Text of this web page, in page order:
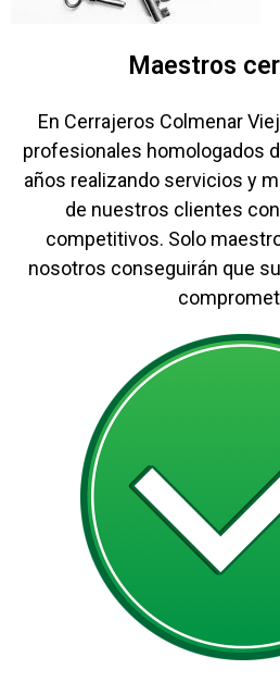
Maestros
En Cerrajeros Colmenar
profesionales homologados
años realizando servicios y
de nuestros clientes
competitivos. Solo
nosotros conseguirán que